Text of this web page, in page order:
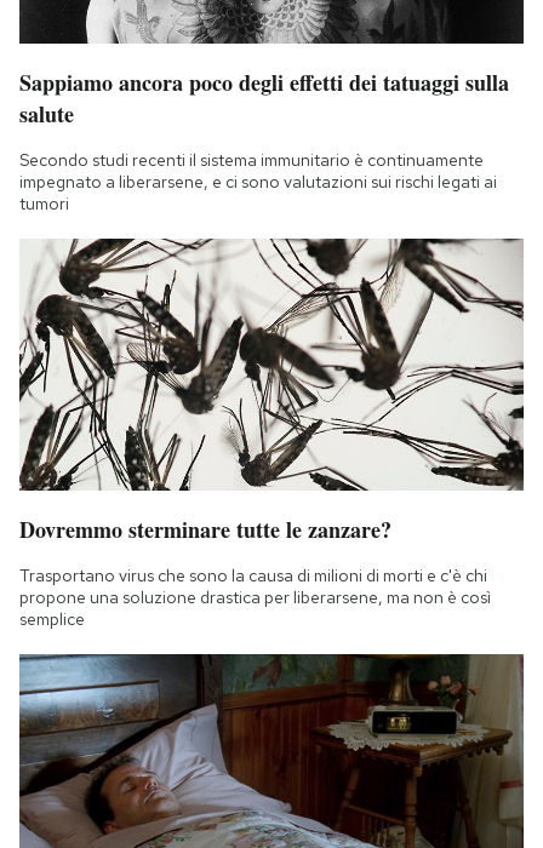
Sappiamo ancora poco degli effetti dei tatuaggi sulla
salute
Secondo studi recenti il sistema immunitario è continuamente
impegnato a liberarsene, e ci sono valutazioni sui rischi legati ai
tumori
Dovremmo sterminare tutte le zanzare?
Trasportano virus che sono la causa di milioni di morti e c'è chi
propone una soluzione drastica per liberarsene, ma non è così
semplice